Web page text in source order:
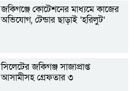
জকিগঞ্জে কোটেশনের মাধ্যমে কাজের
অভিযোগ, টেন্ডার ছাড়াই ‘হরিলুট’
সিলেটের জকিগঞ্জ সাজাপ্রাপ্ত
আসামীসহ গ্রেফতার ৩